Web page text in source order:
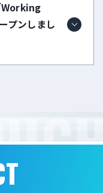
Working
ンしまし